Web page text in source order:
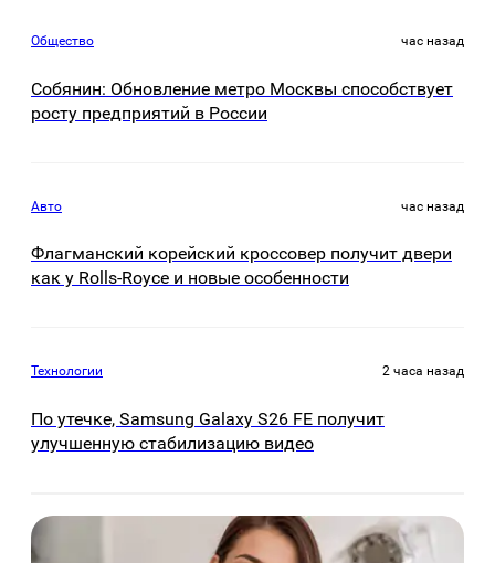
Общество час назад
Собянин: Обновление метро Москвы способствует
росту предприятий в России
Авто час назад
Флагманский корейский кроссовер получит двери
как у Rolls-Royce и новые особенности
Технологии 2 часа назад
По утечке, Samsung Galaxy S26 FE получит
улучшенную стабилизацию видео